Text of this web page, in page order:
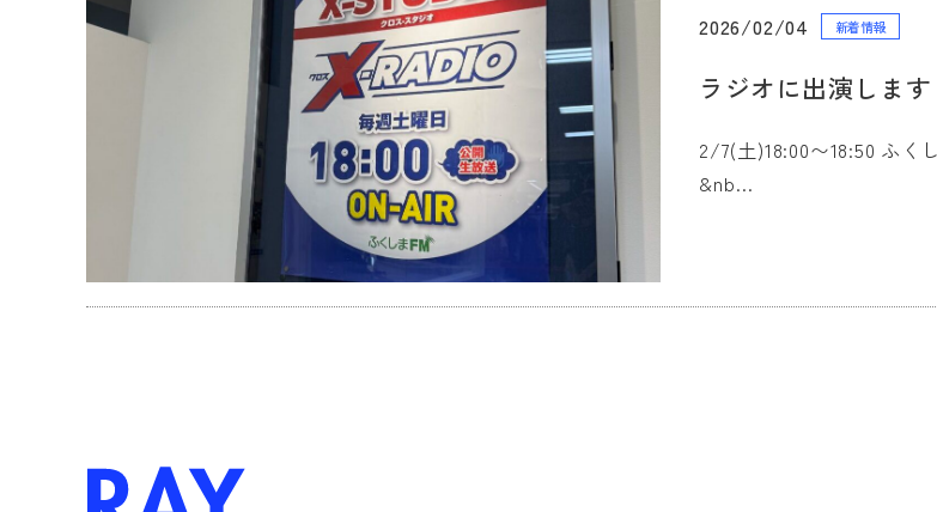
2026/02/04 新着情報
ラジオに出演します
2/7(土)18:00〜18:50 ふく
&nb…